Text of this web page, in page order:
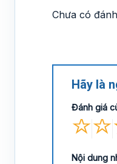
Chưa có
Hãy là
Đánh giá
Nội dung